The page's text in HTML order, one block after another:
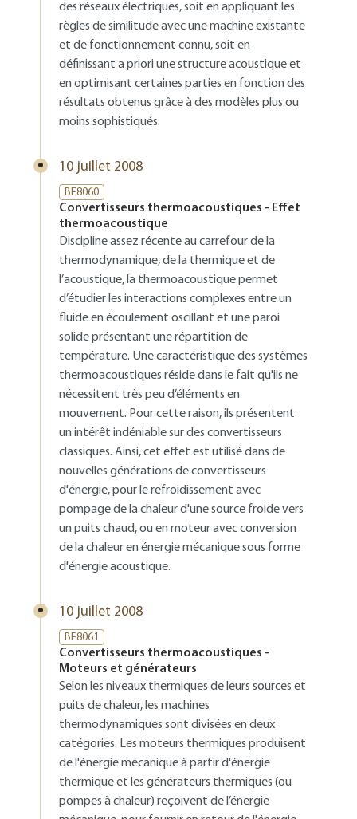
des réseaux électriques, soit en appliquant les
règles de similitude avec une machine existante
et de fonctionnement connu, soit en
définissant a priori une structure acoustique et
en optimisant certaines parties en fonction des
résultats obtenus grâce à des modèles plus ou
moins sophistiqués.
10 juillet 2008
BE8060
Convertisseurs thermoacoustiques - Effet
thermoacoustique
Discipline assez récente au carrefour de la
thermodynamique, de la thermique et de
l’acoustique, la thermoacoustique permet
d’étudier les interactions complexes entre un
fluide en écoulement oscillant et une paroi
solide présentant une répartition de
température. Une caractéristique des systèmes
thermoacoustiques réside dans le fait qu'ils ne
nécessitent très peu d’éléments en
mouvement. Pour cette raison, ils présentent
un intérêt indéniable sur des convertisseurs
classiques. Ainsi, cet effet est utilisé dans de
nouvelles générations de convertisseurs
d'énergie, pour le refroidissement avec
pompage de la chaleur d'une source froide vers
un puits chaud, ou en moteur avec conversion
de la chaleur en énergie mécanique sous forme
d'énergie acoustique.
10 juillet 2008
BE8061
Convertisseurs thermoacoustiques -
Moteurs et générateurs
Selon les niveaux thermiques de leurs sources et
puits de chaleur, les machines
thermodynamiques sont divisées en deux
catégories. Les moteurs thermiques produisent
de l'énergie mécanique à partir d'énergie
thermique et les générateurs thermiques (ou
pompes à chaleur) reçoivent de l’énergie